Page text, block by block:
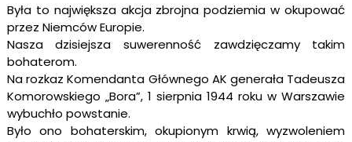
Była to największa akcja zbrojna podziemia w okupować
przez Niemców Europie.
Nasza dzisiejsza suwerenność zawdzięczamy takim
bohaterom.
Na rozkaz Komendanta Głównego AK generała Tadeusza
Komorowskiego „Bora”, 1 sierpnia 1944 roku w Warszawie
wybuchło powstanie.
Było ono bohaterskim, okupionym krwią, wyzwoleniem